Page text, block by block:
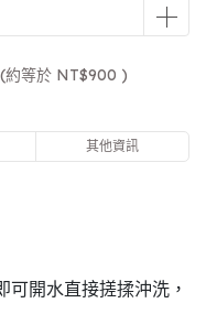
約等於 NT$900 )
其他資訊
開水直接搓揉沖洗，